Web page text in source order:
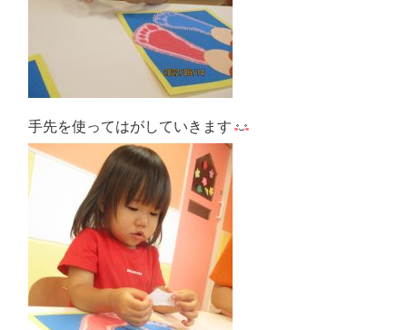
手先を使ってはがしていきます